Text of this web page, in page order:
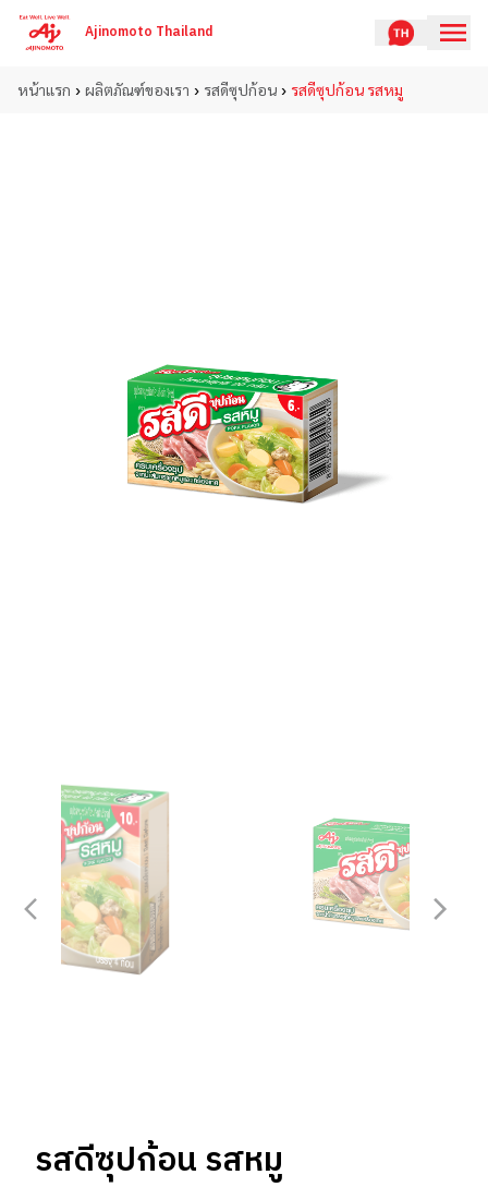
Ajinomoto Thailand
หน้าแรก › ผลิตภัณฑ์ของเรา › รสดีซุปก้อน › รสดีซุปก้อน รสหมู
รสดีซุปก้อน รสหมู